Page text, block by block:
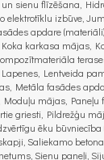
sienu flīzēšana,
elektrotīklu izbūve,
apdare
karkasa mājas,
Lentveida
Metāla fasādes
Moduļu mājas, Paneļu
griesti, Pildrežģu
ēku būvniecība
Saliekamo
Sienu paneļi,